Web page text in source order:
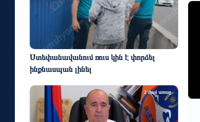
Ստեփանավանում ռուս կին է փորձել
ինքնասպան լինել
2 ժամ առաջ
6 օր առաջ
Տորֆային տարածքներում